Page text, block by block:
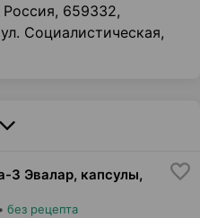
659332,
Социалистическая,
3 Эвалар, капсулы,
без рецепта